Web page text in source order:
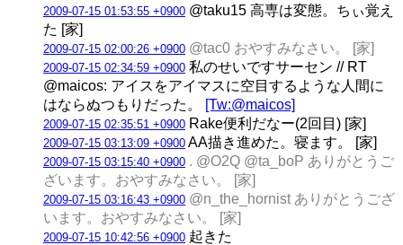
2009-07-15 01:53:55 +0900 @taku15 高専は変態。ちぃ覚え
た [家]
2009-07-15 02:00:26 +0900 @tac0 おやすみなさい。 [家]
2009-07-15 02:34:59 +0900 私のせいですサーセン // RT
@maicos: アイスをアイマスに空目するような人間に
はならぬつもりだった。
[Tw:@maicos]
2009-07-15 02:35:51 +0900 Rake便利だなー(2回目) [家]
2009-07-15 03:13:09 +0900 AA描き進めた。寝ます。 [家]
2009-07-15 03:15:40 +0900 . @O2Q @ta_boP ありがとうご
ざいます。おやすみなさい。 [家]
2009-07-15 03:16:43 +0900 @n_the_hornist ありがとうござ
います。おやすみなさい。 [家]
2009-07-15 10:42:56 +0900 起きた